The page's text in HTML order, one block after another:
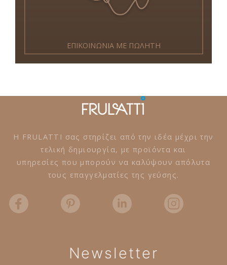
ΕΠΙΚΟΙΝΩΝΙΑ ΜΕ ΠΩΛΗΤΗ
Η FRULATTI σας στηρίζει από την ιδέα μέχρι την
τελική δημιουργία, με προϊόντα και
υπηρεσίες που μπορούν να καλύψουν απόλυτα
τους επαγγελματίες της γεύσης.
Newsletter